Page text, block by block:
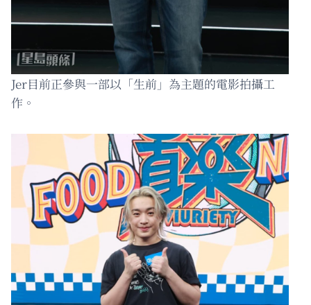
Jer目前正參與一部以「生前」為主題的電影拍攝工
作。